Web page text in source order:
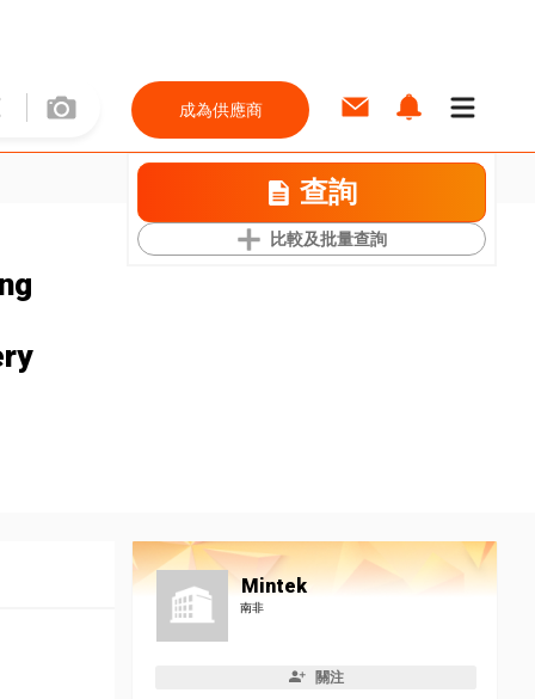
成為供應商
查詢
比較及批量查詢
Mintek
南非
關注